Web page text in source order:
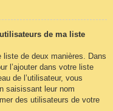
de ma liste
de deux manières. Dans
l’ajouter dans votre liste
de l’utilisateur, vous
saisissant leur nom
des utilisateurs de votre